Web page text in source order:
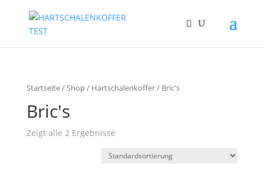
Startseite/Shop/ Hartschalenkoffer/ Bric's
Bric's
Zeigt alle 2 Ergebnisse